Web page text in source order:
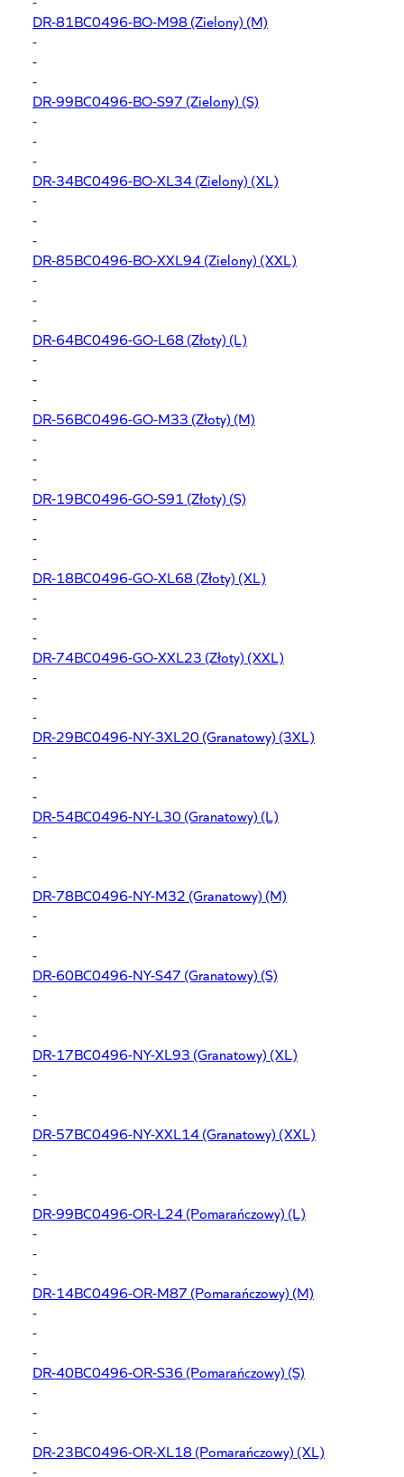
DR-81BC0496-BO-M98(Zielony) (M)
-
-
-
DR-99BC0496-BO-S97 (Zielony) (S)
-
-
-
DR-34BC0496-BO-XL34(Zielony) (XL)
-
-
-
DR-85BC0496-BO-XXL94(Zielony) (XXL)
-
-
-
DR-64BC0496-GO-L68(Złoty) (L)
-
-
-
DR-56BC0496-GO-M33 (Złoty) (M)
-
-
-
DR-19BC0496-GO-S91 (Złoty) (S)
-
-
-
DR-18BC0496-GO-XL68(Złoty) (XL)
-
-
-
DR-74BC0496-GO-XXL23 (Złoty) (XXL)
-
-
-
DR-29BC0496-NY-3XL20(Granatowy) (3XL)
-
-
-
DR-54BC0496-NY-L30(Granatowy) (L)
-
-
-
DR-78BC0496-NY-M32 (Granatowy) (M)
-
-
-
DR-60BC0496-NY-S47 (Granatowy) (S)
-
-
-
DR-17BC0496-NY-XL93 (Granatowy) (XL)
-
-
-
DR-57BC0496-NY-XXL14(Granatowy) (XXL)
-
-
-
DR-99BC0496-OR-L24(Pomarańczowy) (L)
-
-
-
DR-14BC0496-OR-M87 (Pomarańczowy) (M)
-
-
-
DR-40BC0496-OR-S36 (Pomarańczowy) (S)
-
-
-
DR-23BC0496-OR-XL18(Pomarańczowy) (XL)
-